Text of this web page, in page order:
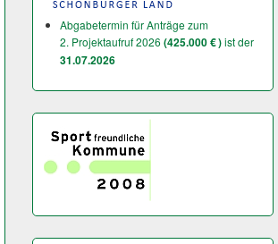
Abgabetermin für Anträge zum
2. Projektaufruf 2026 (425.000 € )ist der
31.07.2026